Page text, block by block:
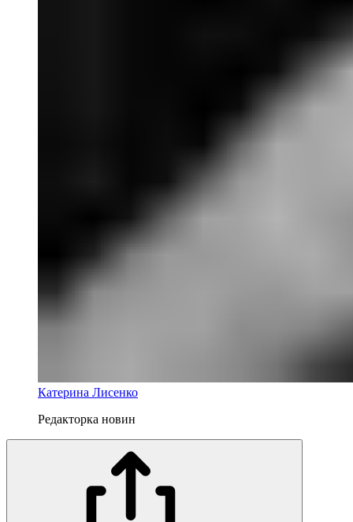
Катерина Лисенко
Редакторка новин